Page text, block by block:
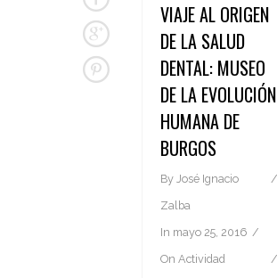
VIAJE AL ORIGEN
DE LA SALUD
DENTAL: MUSEO
DE LA EVOLUCIÓN
HUMANA DE
BURGOS
By José Ignacio
Zalba
In mayo 25, 2016
On Actividad